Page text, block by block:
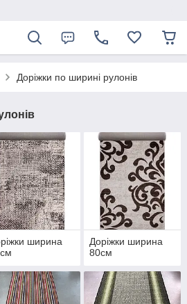
Доріжки по ширині рулонів
ширина
Доріжки ширина
80см